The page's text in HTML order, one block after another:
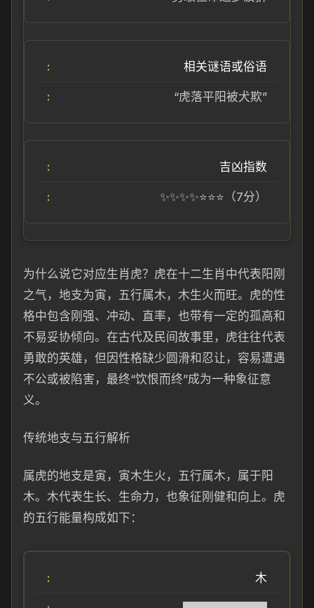
相关谜语或俗语
“虎落平阳被犬欺”
吉凶指数
✨✨✨✨⭐⭐⭐（7分）
为什么说它对应生肖虎？虎在十二生肖中代表阳刚
之气，地支为寅，五行属木，木生火而旺。虎的性
格中包含刚强、冲动、直率，也带有一定的孤高和
不易妥协倾向。在古代及民间故事里，虎往往代表
勇敢的英雄，但因性格缺少圆滑和忍让，容易遭遇
不公或被陷害，最终“饮恨而终”成为一种象征意
义。
传统地支与五行解析
属虎的地支是寅，寅木生火，五行属木，属于阳
木。木代表生长、生命力，也象征刚健和向上。虎
的五行能量构成如下：
木